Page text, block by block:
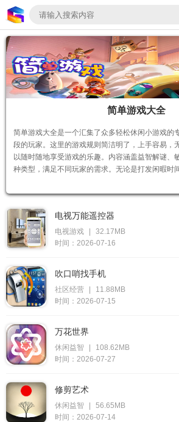
简单游戏大全
简单游戏大全是一个汇集了众多轻松休闲小游戏的
段的玩家。这里的游戏规则简洁明了，上手容易，
以随时随地享受游戏的乐趣。内容涵盖益智解谜、
种类型，满足不同玩家的需求。无论是打发闲暇时
电视万能遥控器
电视游戏
32.17MB
时间：2026-07-16
吹口哨找手机
社区经营
11.88MB
时间：2026-07-15
万花世界
休闲益智
108.62MB
时间：2026-07-27
修剪艺术
休闲益智
56.65MB
时间：2026-07-14